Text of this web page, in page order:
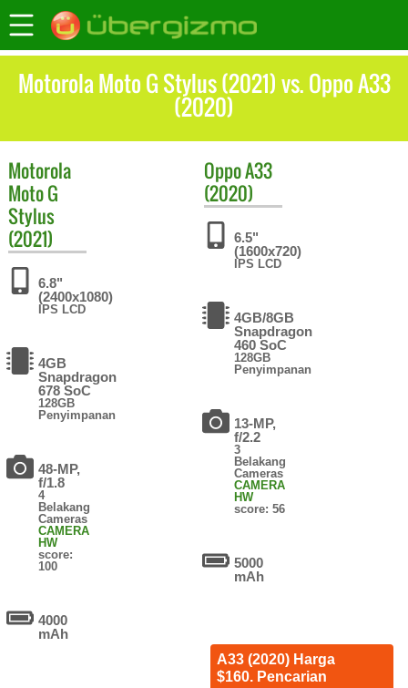
Motorola Moto G Stylus (2021) vs. Oppo A33
(2020)
Motorola
Moto G
Stylus
(2021)
6.8"
(2400x1080)
IPS LCD
4GB
Snapdragon
678 SoC
128GB
Penyimpanan
48-MP,
f/1.8
4
Belakang
Cameras
CAMERA
HW
score:
100
4000
mAh
OppoA33
(2020)
6.5"
(1600x720)
IPS LCD
4GB/8GB
Snapdragon
460 SoC
128GB
Penyimpanan
13-MP,
f/2.2
3
Belakang
Cameras
CAMERA
HW
score: 56
5000
mAh
A33 (2020) Harga
$160. Pencarian